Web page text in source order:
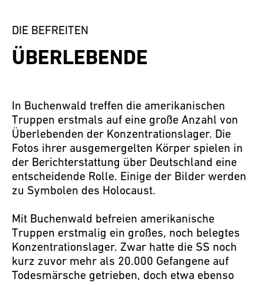
DIE BEFREITEN
ÜBERLEBENDE
In Buchenwald treffen die amerikanischen
Truppen erstmals auf eine große Anzahl von
Überlebenden der Konzentrationslager. Die
Fotos ihrer ausgemergelten Körper spielen in
der Berichterstattung über Deutschland eine
entscheidende Rolle. Einige der Bilder werden
zu Symbolen des Holocaust.
Mit Buchenwald befreien amerikanische
Truppen erstmalig ein großes, noch belegtes
Konzentrationslager. Zwar hatte die SS noch
kurz zuvor mehr als 20.000 Gefangene auf
Todesmärsche getrieben, doch etwa ebenso